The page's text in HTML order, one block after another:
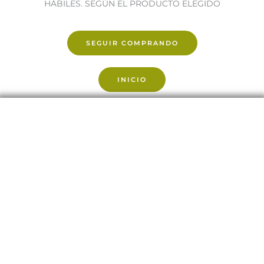
HÁBILES. SEGÚN EL PRODUCTO ELEGIDO
SEGUIR COMPRANDO
INICIO